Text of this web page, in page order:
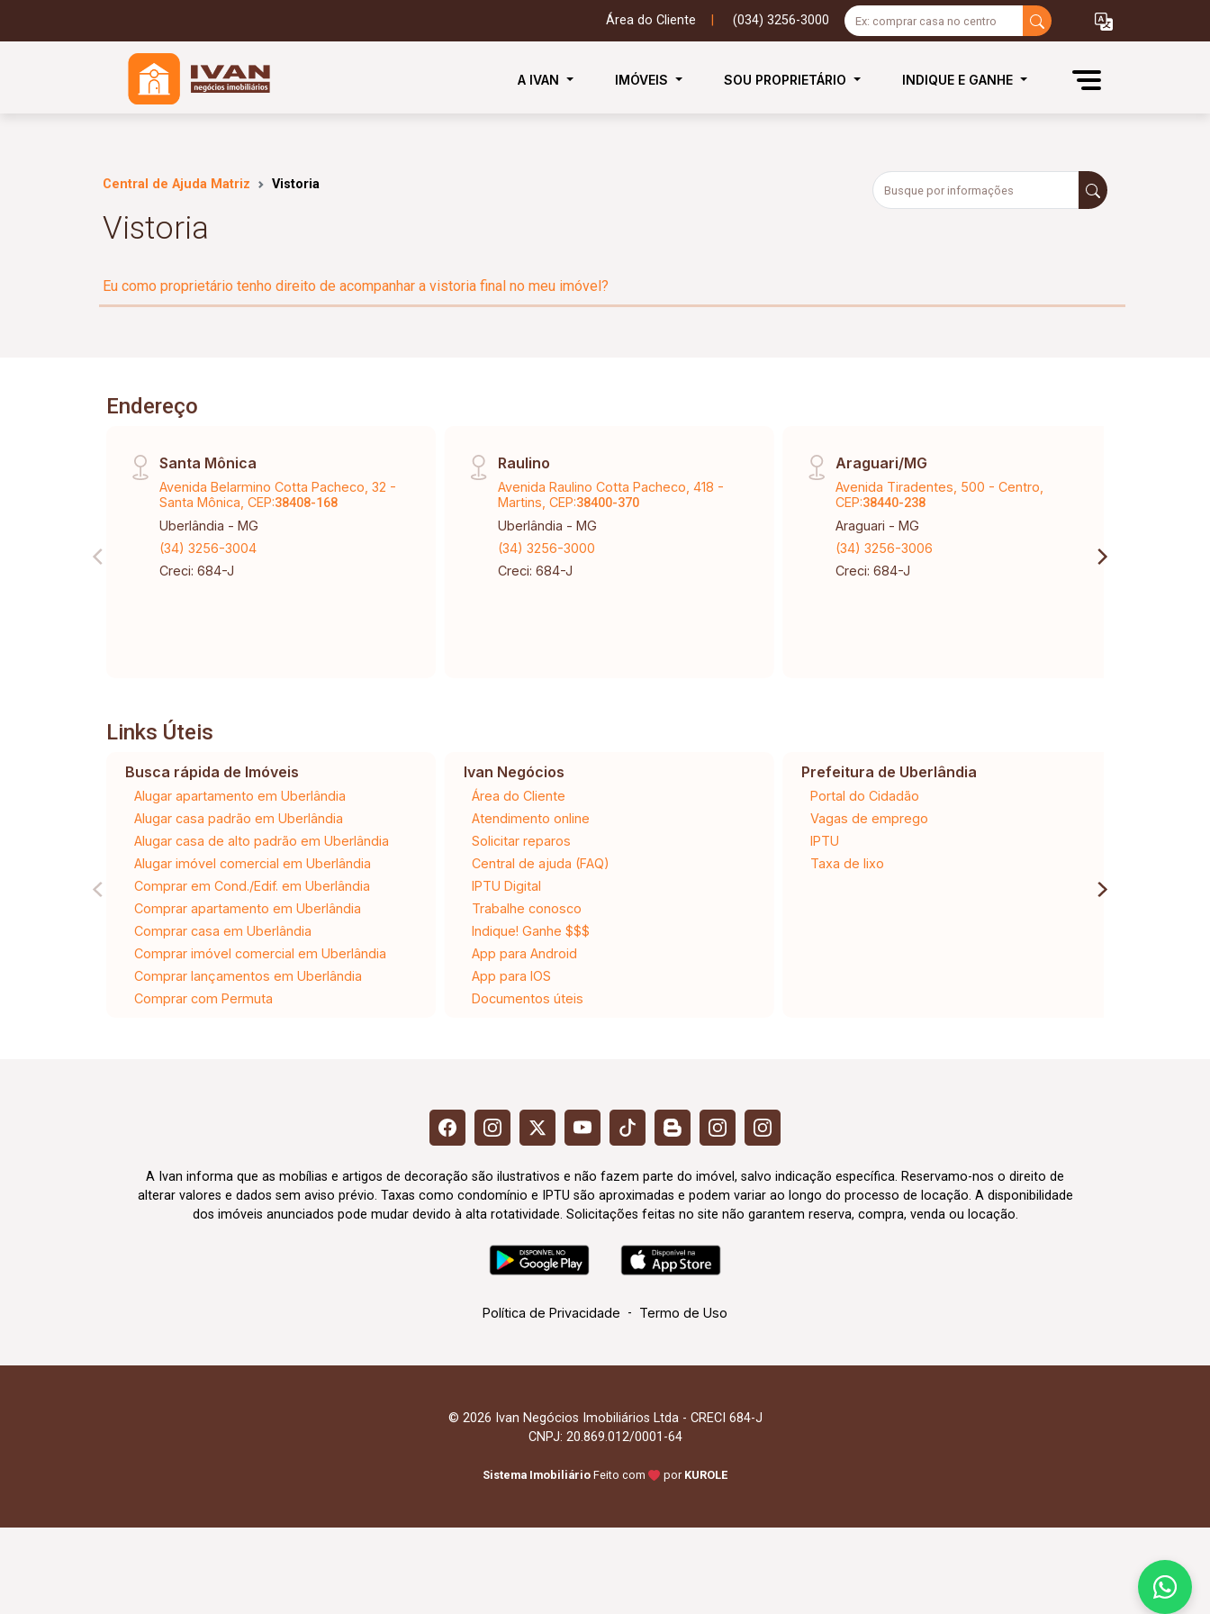
Área do Cliente (034) 3256-3000
A IVAN IMÓVEIS SOU PROPRIETÁRIO INDIQUE E GANHE
Central de Ajuda Matriz Vistoria
Vistoria
Eu como proprietário tenho direito de acompanhar a vistoria final no meu imóvel?
Endereço
Santa Mônica
Avenida Belarmino Cotta Pacheco, 32 -
Santa Mônica, CEP:38408-168
Uberlândia - MG
(34) 3256-3004
Creci: 684-J
Raulino
Avenida Raulino Cotta Pacheco, 418 -
Martins, CEP:38400-370
Uberlândia - MG
(34) 3256-3000
Creci: 684-J
Araguari/MG
Avenida Tiradentes, 500 - Centro,
CEP:38440-238
Araguari - MG
(34) 3256-3006
Creci: 684-J
Links Úteis
Busca rápida de Imóveis
Alugar apartamento em Uberlândia
Alugar casa padrão em Uberlândia
Alugar casa de alto padrão em Uberlândia
Alugar imóvel comercial em Uberlândia
Comprar em Cond./Edif. em Uberlândia
Comprar apartamento em Uberlândia
Comprar casa em Uberlândia
Comprar imóvel comercial em Uberlândia
Comprar lançamentos em Uberlândia
Comprar com Permuta
Ivan Negócios
Área do Cliente
Atendimento online
Solicitar reparos
Central de ajuda (FAQ)
IPTU Digital
Trabalhe conosco
Indique! Ganhe $$$
App para Android
App para IOS
Documentos úteis
Prefeitura de Uberlândia
Portal do Cidadão
Vagas de emprego
IPTU
Taxa de lixo
A Ivan informa que as mobílias e artigos de decoração são ilustrativos e não fazem parte do imóvel, salvo indicação específica. Reservamo-nos o direito de
alterar valores e dados sem aviso prévio. Taxas como condomínio e IPTU são aproximadas e podem variar ao longo do processo de locação. A disponibilidade
dos imóveis anunciados pode mudar devido à alta rotatividade. Solicitações feitas no site não garantem reserva, compra, venda ou locação.
Política de Privacidade - Termo de Uso
© 2026 Ivan Negócios Imobiliários Ltda - CRECI 684-J
CNPJ: 20.869.012/0001-64
Sistema Imobiliário Feito com por KUROLE